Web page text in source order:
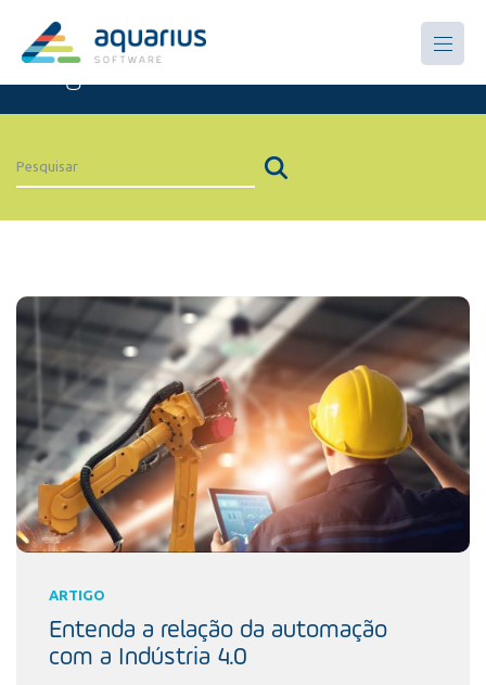
Artigos
ARTIGO
Entenda a relação da automação
com a Indústria 4.0